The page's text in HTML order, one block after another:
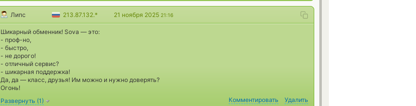
Липс 213.87.132.* 21 ноября 2025 21:16
Шикарный обменник! Sova — это:
- проф-но,
- быстро,
- не дорого!
- отличный сервис?
- шикарная поддержка!
Да, да — класс, друзья! Им можно и нужно доверять?
Огонь!
Развернуть (1) Комментировать Удалить